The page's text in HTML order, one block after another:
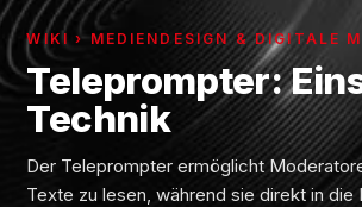
WIKI › MEDIENDESIGN & DIGITALE
Teleprompter:
Technik
Der Teleprompter ermöglicht
Texte zu lesen, während sie direkt in die